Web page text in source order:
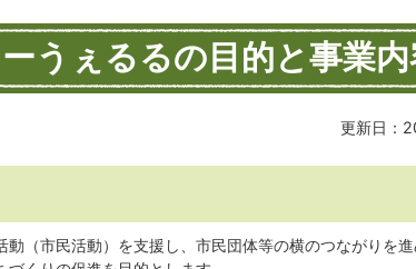
うぇるるの目的と事業
更新日：
動（市民活動）を支援し、市民団体等の横のつながりを